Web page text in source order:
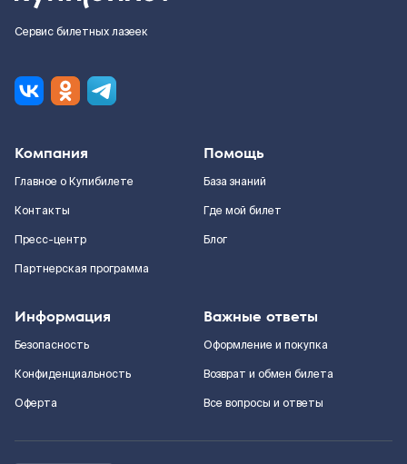
Сервис билетных лазеек
Компания
Главное о Купибилете
Контакты
Пресс-центр
Партнерская программа
Помощь
База знаний
Где мой билет
Блог
Информация
Безопасность
Конфиденциальность
Оферта
Важные ответы
Оформление и покупка
Возврат и обмен билета
Все вопросы и ответы